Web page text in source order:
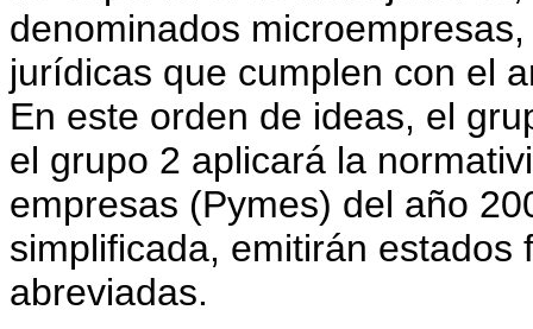
denominados
jurídicas que cumplen con el
En este orden de ideas, el
el grupo 2 aplicará la
empresas (Pymes) del año
simplificada, emitirán estados
abreviadas.